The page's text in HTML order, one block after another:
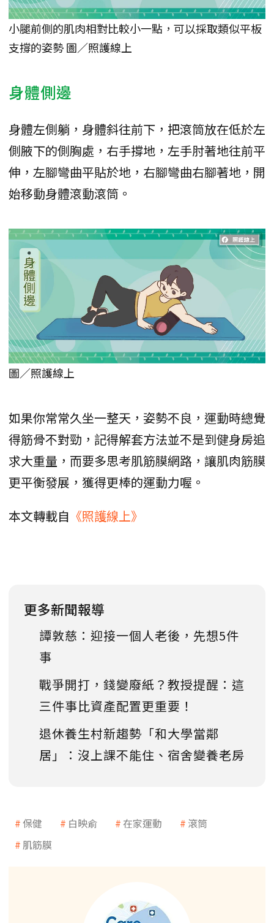
小腿前側的肌肉相對比較小一點，可以採取類似平板
支撐的姿勢 圖／照護線上
身體側邊
身體左側躺，身體斜往前下，把滾筒放在低於左
側腋下的側胸處，右手撐地，左手肘著地往前平
伸，左腳彎曲平貼於地，右腳彎曲右腳著地，開
始移動身體滾動滾筒。
圖／照護線上
如果你常常久坐一整天，姿勢不良，運動時總覺
得筋骨不對勁，記得解套方法並不是到健身房追
求大重量，而要多思考肌筋膜網路，讓肌肉筋膜
更平衡發展，獲得更棒的運動力喔。
本文轉載自 《照護線上》
更多新聞報導
譚敦慈：迎接一個人老後，先想5件
事
戰爭開打，錢變廢紙？教授提醒：這
三件事比資產配置更重要！
退休養生村新趨勢「和大學當鄰
居」：沒上課不能住、宿舍變養老房
保健 白映俞 在家運動
滾筒
肌筋膜